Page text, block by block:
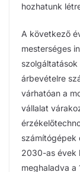
hozhatunk
A következő
mesterséges
árbevételre
várhatóan a
vállalat
számítógépek
2030-as évek
meghaladva a